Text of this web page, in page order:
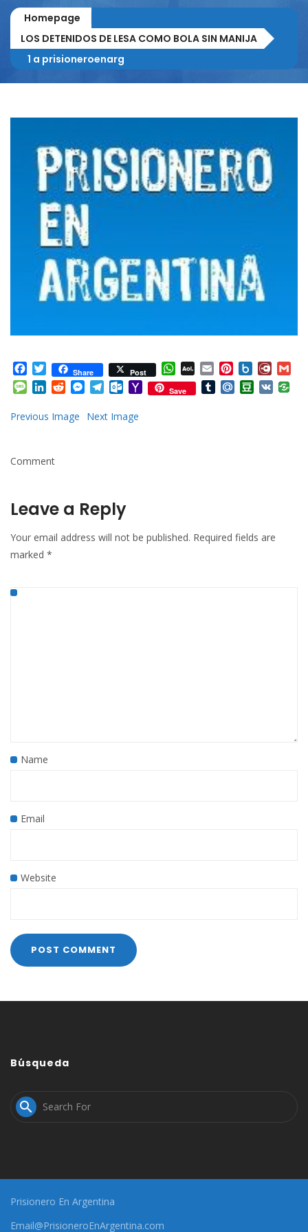
Homepage
LOS DETENIDOS DE LESA COMO BOLA SIN MANIJA
1 a prisioneroenarg
Facebook
TwitterShare Post WhatsApp
AOL
Mail
Email Pinterest
Box.net
Message
LinkedIn
RedditMessenger
Telegram
Outlook.com
Yahoo
Mail
Save TumblrMail.RuDouban
VK
Previous Image Next Image
Comment
Leave a Reply
Your email address will not be published. Required fields are
marked *
Name
Email
Website
Búsqueda

Prisionero En Argentina
Email@PrisioneroEnArgentina.com